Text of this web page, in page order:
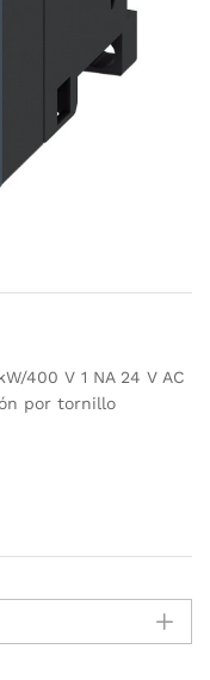
400 V 1 NA 24 V AC
por tornillo